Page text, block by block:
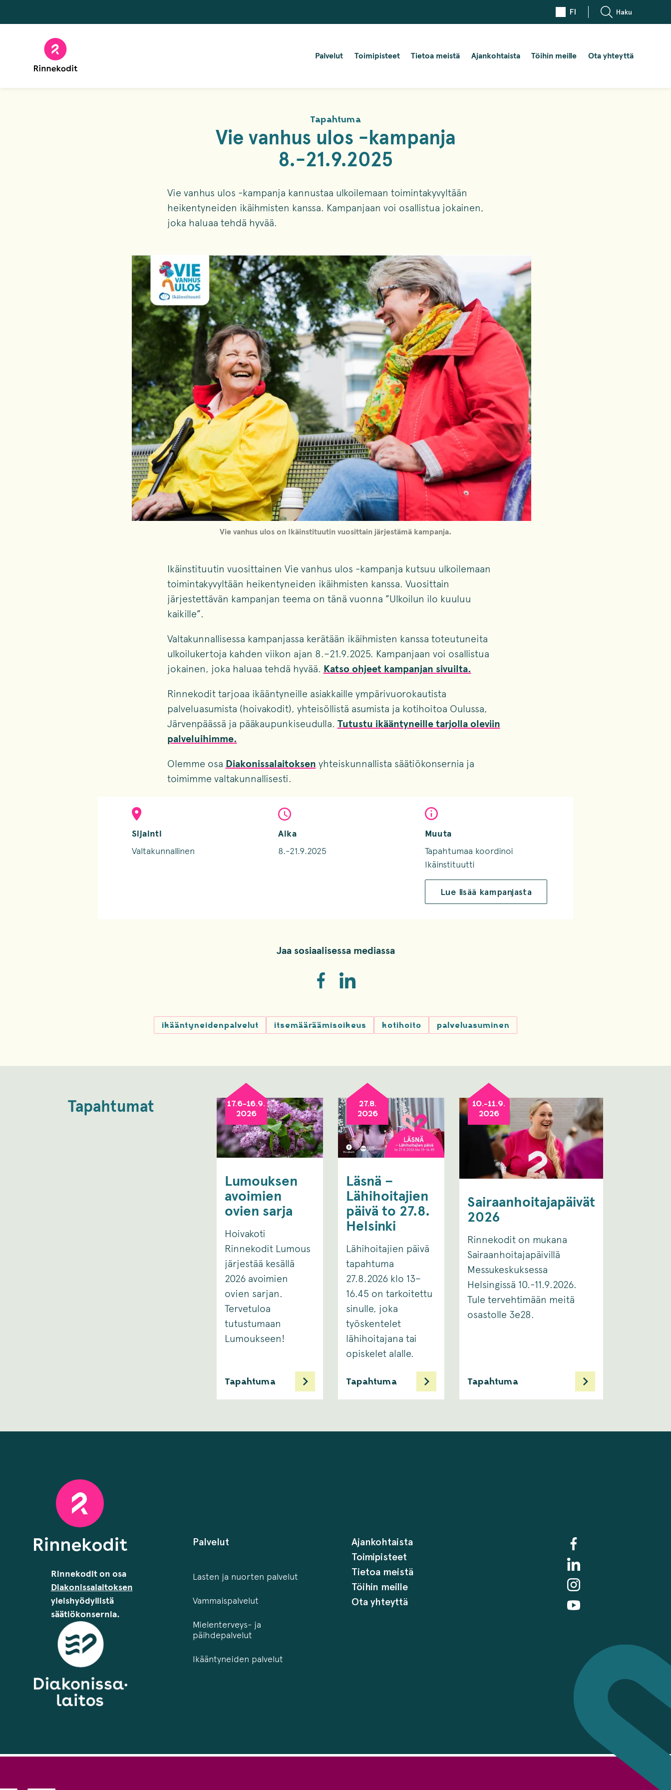
FI Haku
Palvelut Toimipisteet Tietoa meistä Ajankohtaista Töihin meille Ota yhteyttä
Tapahtuma
Vie vanhus ulos -kampanja
8.-21.9.2025
Vie vanhus ulos -kampanja kannustaa ulkoilemaan toimintakyvyltään
heikentyneiden ikäihmisten kanssa. Kampanjaan voi osallistua jokainen,
joka haluaa tehdä hyvää.
Vie vanhus ulos on Ikäinstituutin vuosittain järjestämä kampanja.
Ikäinstituutin vuosittainen Vie vanhus ulos -kampanja kutsuu ulkoilemaan
toimintakyvyltään heikentyneiden ikäihmisten kanssa. Vuosittain
järjestettävän kampanjan teema on tänä vuonna ”Ulkoilun ilo kuuluu
kaikille”.
Valtakunnallisessa kampanjassa kerätään ikäihmisten kanssa toteutuneita
ulkoilukertoja kahden viikon ajan 8.–21.9.2025. Kampanjaan voi osallistua
jokainen, joka haluaa tehdä hyvää. Katso ohjeet kampanjan sivuilta.
Rinnekodit tarjoaa ikääntyneille asiakkaille ympärivuorokautista
palveluasumista (hoivakodit), yhteisöllistä asumista ja kotihoitoa Oulussa,
Järvenpäässä ja pääkaupunkiseudulla. Tutustu ikääntyneille tarjolla oleviin
palveluihimme.
Olemme osa Diakonissalaitoksen yhteiskunnallista säätiökonsernia ja
toimimme valtakunnallisesti.
Sijainti
Valtakunnallinen
Aika
8.-21.9.2025
Muuta
Tapahtumaa koordinoi
Ikäinstituutti
Lue lisää kampanjasta
Jaa sosiaalisessa mediassa
ikääntyneidenpalvelut itsemääräämisoikeus kotihoito palveluasuminen
Tapahtumat
17.6-16.9.
2026
Lumouksen
avoimien
ovien sarja
Hoivakoti
Rinnekodit Lumous
järjestää kesällä
2026 avoimien
ovien sarjan.
Tervetuloa
tutustumaan
Lumoukseen!
Tapahtuma
27.8.
2026
Läsnä –
Lähihoitajien
päivä to 27.8.
Helsinki
Lähihoitajien päivä
tapahtuma
27.8.2026 klo 13–
16.45 on tarkoitettu
sinulle, joka
työskentelet
lähihoitajana tai
opiskelet alalle. ​
Tapahtuma
10.-11.9.
2026
Sairaanhoitajapäivät
2026
Rinnekodit on mukana
Sairaanhoitajapäivillä
Messukeskuksessa
Helsingissä 10.-11.9.2026.
Tule tervehtimään meitä
osastolle 3e28.
Tapahtuma
Rinnekodit on osa
Diakonissalaitoksen
yleishyödyllistä
säätiökonsernia.
Palvelut
Lasten ja nuorten palvelut
Vammaispalvelut
Mielenterveys- ja
päihdepalvelut
Ikääntyneiden palvelut
Ajankohtaista
Toimipisteet
Tietoa meistä
Töihin meille
Ota yhteyttä